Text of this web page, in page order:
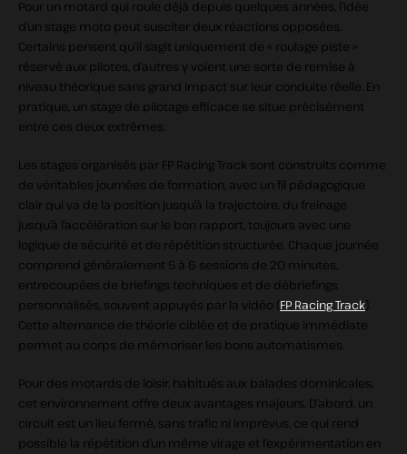
Pour un motard qui roule déjà depuis quelques années, l’idée
d’un stage moto peut susciter deux réactions opposées.
Certains pensent qu’il s’agit uniquement de « roulage piste »
réservé aux pilotes, d’autres y voient une sorte de remise à
niveau théorique sans grand impact sur leur conduite réelle. En
pratique, un stage de pilotage efficace se situe précisément
entre ces deux extrêmes.
Les stages organisés par FP Racing Track sont construits comme
de véritables journées de formation, avec un fil pédagogique
clair qui va de la position jusqu’à la trajectoire, du freinage
jusqu’à l’accélération sur le bon rapport, toujours avec une
logique de sécurité et de répétition structurée. Chaque journée
comprend généralement 5 à 6 sessions de 20 minutes,
entrecoupées de briefings techniques et de débriefings
personnalisés, souvent appuyés par la vidéo (FP Racing Track).
Cette alternance de théorie ciblée et de pratique immédiate
permet au corps de mémoriser les bons automatismes.
Pour des motards de loisir, habitués aux balades dominicales,
cet environnement offre deux avantages majeurs. D’abord, un
circuit est un lieu fermé, sans trafic ni imprévus, ce qui rend
possible la répétition d’un même virage et l’expérimentation en